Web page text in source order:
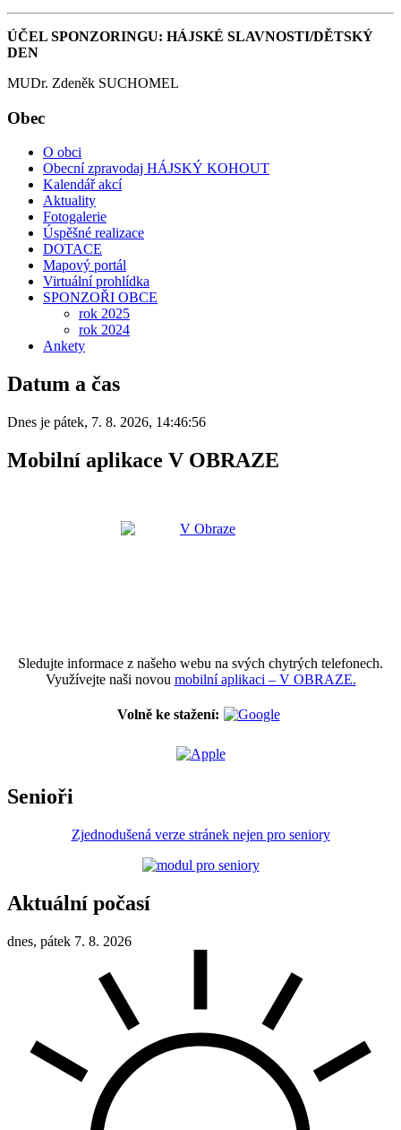
ÚČEL SPONZORINGU: HÁJSKÉ SLAVNOSTI/DĚTSKÝ
DEN
MUDr. Zdeněk SUCHOMEL
Obec
O obci
Obecní zpravodaj HÁJSKÝ KOHOUT
Kalendář akcí
Aktuality
Fotogalerie
Úspěšné realizace
DOTACE
Mapový portál
Virtuální prohlídka
SPONZOŘI OBCE
rok 2025
rok 2024
Ankety
Datum a čas
Dnes je pátek, 7. 8. 2026, 14:46:56
Mobilní aplikace V OBRAZE
Sledujte informace z našeho webu na svých chytrých telefonech.
Využívejte naši novou mobilní aplikaci – V OBRAZE.
Volně ke stažení:
Senioři
Zjednodušená verze stránek nejen pro seniory
Aktuální počasí
dnes, pátek 7. 8. 2026